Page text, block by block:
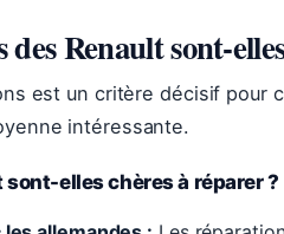
Renault sont-
est un critère décisif pour
intéressante.
elles chères à réparer ?